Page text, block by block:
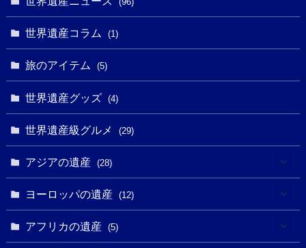
(18)
(3) (2)
(5)
(2)
(1)
(5)
(2)
(3)
(5)
(19)
(8)
世界遺産コラム (1)
旅のアイテム (5)
世界遺産グッズ (4)
世界遺産級グルメ (29)
アジアの遺産 (28)
(1)
ヨーロッパの遺産 (12)
(2)
アフリカの遺産 (5)